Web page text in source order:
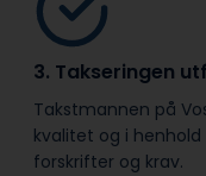
3. Takseringen
Takstmannen på
kvalitet og i
forskrifter og krav.